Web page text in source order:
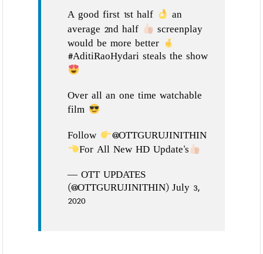
A good first 1st half
an
average 2nd half
screenplay
would be more better
#AditiRaoHydari steals the show
Over all an one time watchable
film
Follow
@OTTGURUJINITHIN
For All New HD Update's
— OTT UPDATES
(@OTTGURUJINITHIN) July 3,
2020